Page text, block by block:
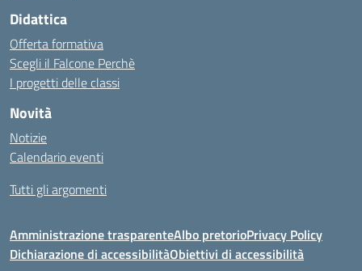
Didattica
Offerta formativa
Scegli il Falcone Perchè
I progetti delle classi
Novità
Notizie
Calendario eventi
Tutti gli argomenti
Amministrazione trasparenteAlbo pretorioPrivacy Policy
Dichiarazione di accessibilitàObiettivi di accessibilità